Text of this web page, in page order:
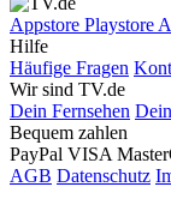
Appstore Playstore
Hilfe
Häufige Fragen
Wir sind TV.de
Dein Fernsehen
Bequem zahlen
PayPal VISA
AGB Datenschutz